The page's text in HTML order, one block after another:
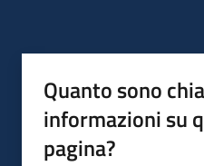
Quanto sono
informazioni su
pagina?